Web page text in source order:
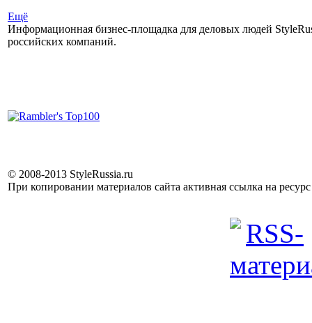
Ещё
Информационная бизнес-площадка для деловых людей
российских компаний.
© 2008-2013 StyleRussia.ru
При копировании материалов сайта активная ссылка на